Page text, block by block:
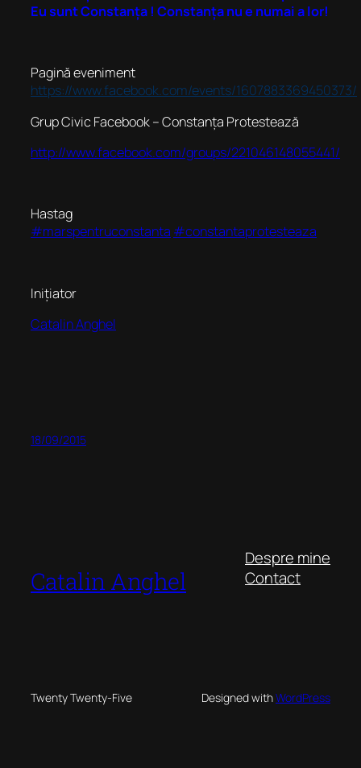
Eu sunt Constanța ! Constanța nu e numai a lor!
Pagină eveniment
https://www.facebook.com/events/1607883369450373/
Grup Civic Facebook – Constanța Protestează
http://www.facebook.com/groups/221046148055441/
Hastag
‪#‎marspentruconstanta ‪#‎constantaprotesteaza
Inițiator
Catalin Anghel
18/09/2015
Catalin Anghel
Despre mine
Contact
Twenty Twenty-Five Designed withWordPress